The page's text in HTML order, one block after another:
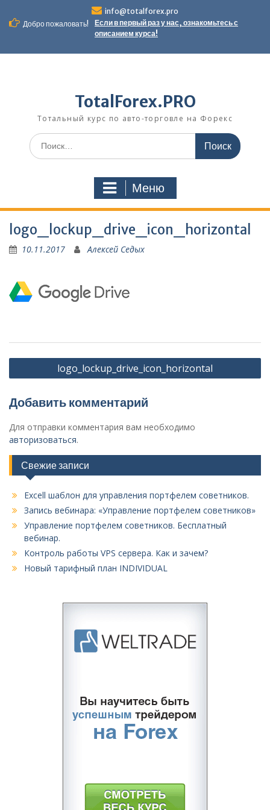
содержимому
info@totalforex.pro
Добро пожаловать!
Если в первый раз у нас, ознакомьтесь с
описанием курса!
TotalForex.PRO
Тотальный курс по авто-торговле на Форекс
Искать:
Меню
logo_lockup_drive_icon_horizontal
10.11.2017 Алексей Седых
Навигация
по
записям
logo_lockup_drive_icon_horizontal
Добавить комментарий
Для отправки комментария вам необходимо
авторизоваться.
Свежие записи
Excell шаблон для управления портфелем советников.
Запись вебинара: «Управление портфелем советников»
Управление портфелем советников. Бесплатный
вебинар.
Контроль работы VPS сервера. Как и зачем?
Новый тарифный план INDIVIDUAL